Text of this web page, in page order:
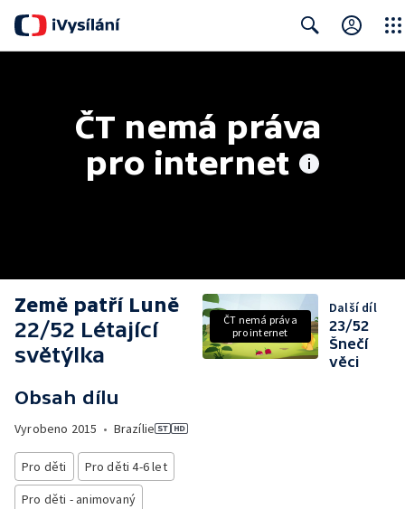
ČT nemá práva
pro internet
Země patří Luně
22/52 Létající
světýlka
Obsah dílu
Vyrobeno 2015 • Brazílie
Pro děti
Pro děti 4-6 let
Pro děti - animovaný
ČT nemá práva
pro internet
Další díl
23/52
Šnečí
věci